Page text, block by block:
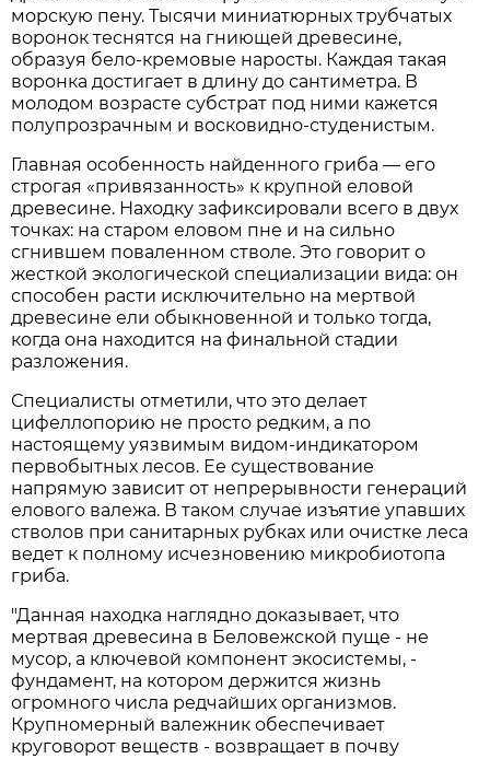
морскую пену. Тысячи миниатюрных трубчатых
воронок теснятся на гниющей древесине,
образуя бело-кремовые наросты. Каждая такая
воронка достигает в длину до сантиметра. В
молодом возрасте субстрат под ними кажется
полупрозрачным и восковидно-студенистым.
Главная особенность найденного гриба — его
строгая «привязанность» к крупной еловой
древесине. Находку зафиксировали всего в двух
точках: на старом еловом пне и на сильно
сгнившем поваленном стволе. Это говорит о
жесткой экологической специализации вида: он
способен расти исключительно на мертвой
древесине ели обыкновенной и только тогда,
когда она находится на финальной стадии
разложения.
Специалисты отметили, что это делает
цифеллопорию не просто редким, а по
настоящему уязвимым видом-индикатором
первобытных лесов. Ее существование
напрямую зависит от непрерывности генераций
елового валежа. В таком случае изъятие упавших
стволов при санитарных рубках или очистке леса
ведет к полному исчезновению микробиотопа
гриба.
"Данная находка наглядно доказывает, что
мертвая древесина в Беловежской пуще - не
мусор, а ключевой компонент экосистемы, -
фундамент, на котором держится жизнь
огромного числа редчайших организмов.
Крупномерный валежник обеспечивает
круговорот веществ - возвращает в почву